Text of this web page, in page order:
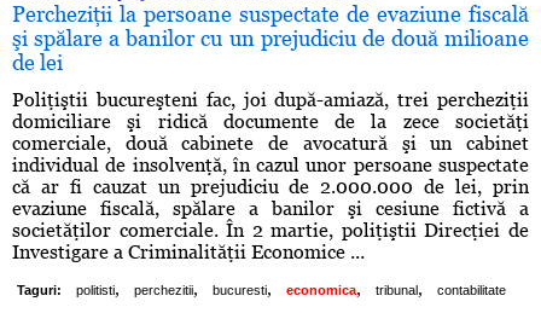
Percheziţii la persoane suspectate de evaziune fiscală
şi spălare a banilor cu un prejudiciu de două milioane
de lei
Poliţiştii bucureşteni fac, joi după-amiază, trei percheziţii
domiciliare şi ridică documente de la zece societăţi
comerciale, două cabinete de avocatură şi un cabinet
individual de insolvenţă, în cazul unor persoane suspectate
că ar fi cauzat un prejudiciu de 2.000.000 de lei, prin
evaziune fiscală, spălare a banilor şi cesiune fictivă a
societăţilor comerciale. În 2 martie, poliţiştii Direcţiei de
Investigare a Criminalităţii Economice ...
Taguri: politisti, perchezitii, bucuresti, economica, tribunal , contabilitate